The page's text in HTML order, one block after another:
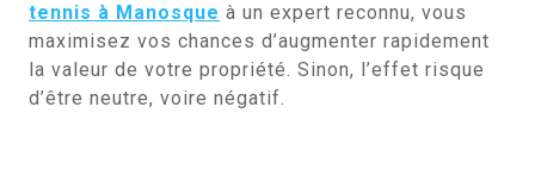
tennis à Manosque à un expert reconnu, vous
maximisez vos chances d’augmenter rapidement
la valeur de votre propriété. Sinon, l’effet risque
d’être neutre, voire négatif.